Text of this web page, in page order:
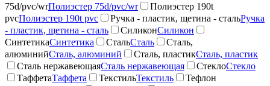
75d/pvc/wrПолиэстер 75d/pvc/wr
Полиэстер 190t
pvcПолиэстер 190t pvc Ручка - пластик, щетина - стальРучка
- пластик, щетина - сталь
СиликонСиликон
СинтетикаСинтетика СтальСталь
Сталь,
алюминийСталь, алюминий Сталь, пластикСталь, пластик
Сталь нержавеющаяСталь нержавеющая СтеклоСтекло
ТаффетаТаффета ТекстильТекстиль
Тефлон